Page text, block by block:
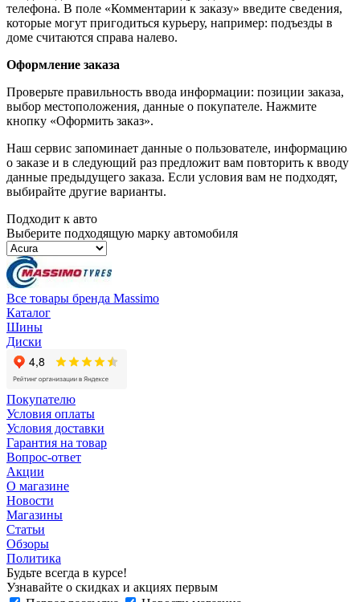
телефона. В поле «Комментарии к заказу» введите сведения,
которые могут пригодиться курьеру, например: подъезды в
доме считаются справа налево.
Оформление заказа
Проверьте правильность ввода информации: позиции заказа,
выбор местоположения, данные о покупателе. Нажмите
кнопку «Оформить заказ».
Наш сервис запоминает данные о пользователе, информацию
о заказе и в следующий раз предложит вам повторить к вводу
данные предыдущего заказа. Если условия вам не подходят,
выбирайте другие варианты.
Подходит к авто
Выберите подходящую марку автомобиля
Все товары бренда Massimo
Каталог
Шины
Диски
Покупателю
Условия оплаты
Условия доставки
Гарантия на товар
Вопрос-ответ
Акции
О магазине
Новости
Магазины
Статьи
Обзоры
Политика
Будьте всегда в курсе!
Узнавайте о скидках и акциях первым